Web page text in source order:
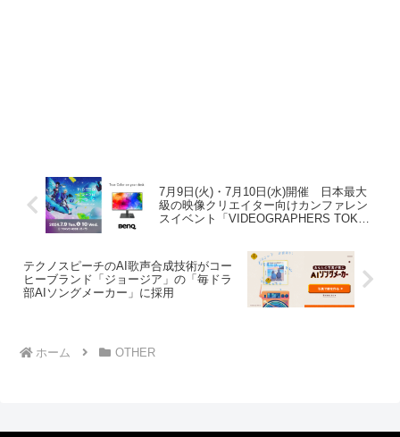
7月9日(火)・7月10日(水)開催 日本最大
級の映像クリエイター向けカンファレン
スイベント「VIDEOGRAPHERS TOKYO
製品などから構築するデスク環境を紹介
～
テクノスピーチのAI歌声合成技術がコー
ヒーブランド「ジョージア」の「毎ドラ
部AIソングメーカー」に採用
ホーム OTHER